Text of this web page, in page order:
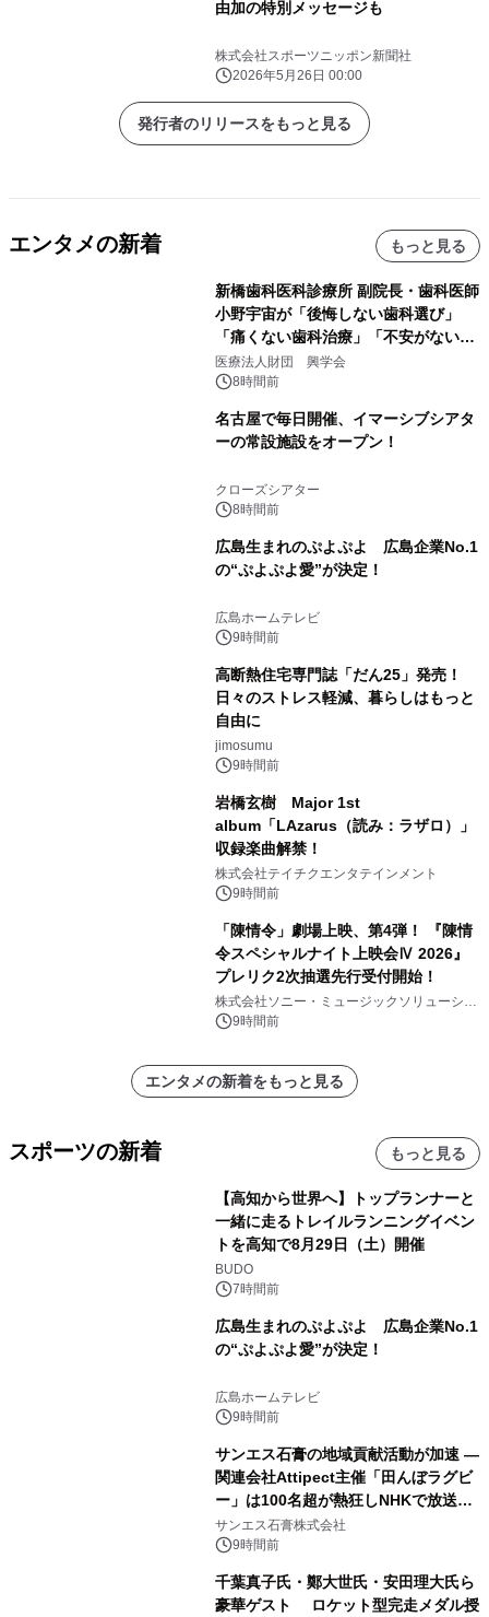
由加の特別メッセージも
株式会社スポーツニッポン新聞社
2026年5月26日 00:00
発行者のリリースをもっと見る
エンタメの新着 もっと見る
新橋歯科医科診療所 副院長・歯科医師
小野宇宙が「後悔しない歯科選び」
「痛くない歯科治療」「不安がない治
療計画」をテーマに専門監修
医療法人財団 興学会
8時間前
名古屋で毎日開催、イマーシブシアタ
ーの常設施設をオープン！
クローズシアター
8時間前
広島生まれのぷよぷよ 広島企業No.1
の“ぷよぷよ愛”が決定！
広島ホームテレビ
9時間前
高断熱住宅専門誌「だん25」発売！
日々のストレス軽減、暮らしはもっと
自由に
jimosumu
9時間前
岩橋玄樹 Major 1st
album「LAzarus（読み：ラザロ）」
収録楽曲解禁！
株式会社テイチクエンタテインメント
9時間前
「陳情令」劇場上映、第4弾！ 『陳情
令スペシャルナイト上映会Ⅳ 2026』
プレリク2次抽選先行受付開始！
株式会社ソニー・ミュージックソリューショ
ンズ9時間前
エンタメの新着をもっと見る
スポーツの新着 もっと見る
【高知から世界へ】トップランナーと
一緒に走るトレイルランニングイベン
トを高知で8月29日（土）開催
BUDO
7時間前
広島生まれのぷよぷよ 広島企業No.1
の“ぷよぷよ愛”が決定！
広島ホームテレビ
9時間前
サンエス石膏の地域貢献活動が加速 ―
関連会社Attipect主催「田んぼラグビ
ー」は100名超が熱狂しNHKで放送さ
れました。
サンエス石膏株式会社
9時間前
千葉真子氏・鄭大世氏・安田理大氏ら
豪華ゲスト ロケット型完走メダル授